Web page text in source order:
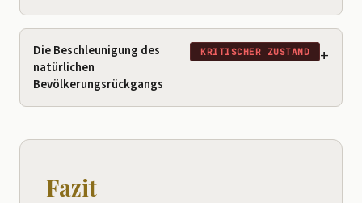
Die Beschleunigung des
natürlichen
Bevölkerungsrückgangs
KRITISCHER ZUSTAND +
Fazit